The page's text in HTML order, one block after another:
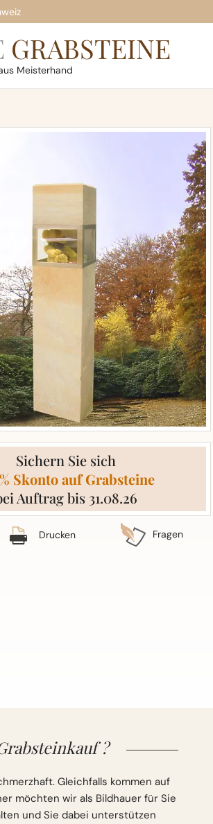
GRABSTEINE
Meisterhand
Sichern Sie sich
Skonto auf Grabsteine
Auftrag bis 31.08.26
Drucken Fragen
?
Gleichfalls kommen auf
möchten wir als Bildhauer für Sie
und Sie dabei unterstützen